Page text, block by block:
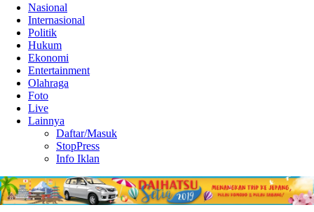
Nasional
Internasional
Politik
Hukum
Ekonomi
Entertainment
Olahraga
Foto
Live
Lainnya
Daftar/Masuk
StopPress
Info Iklan